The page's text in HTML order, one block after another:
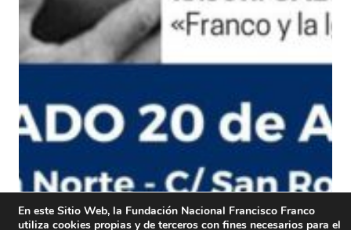
En este Sitio Web, la Fundación Nacional Francisco Franco
utiliza cookies propias y de terceros con fines necesarios para el